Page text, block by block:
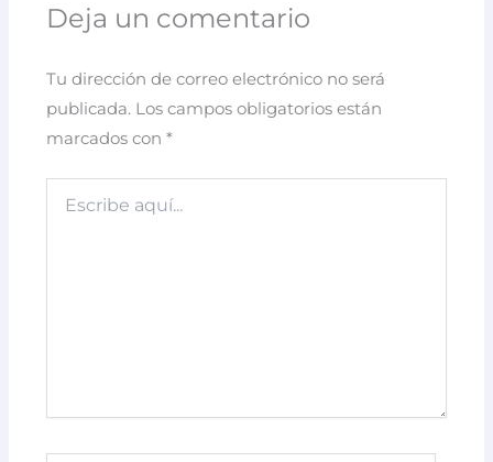
Deja un comentario
Tu dirección de correo electrónico no será
publicada. Los campos obligatorios están
marcados con*
aquí...